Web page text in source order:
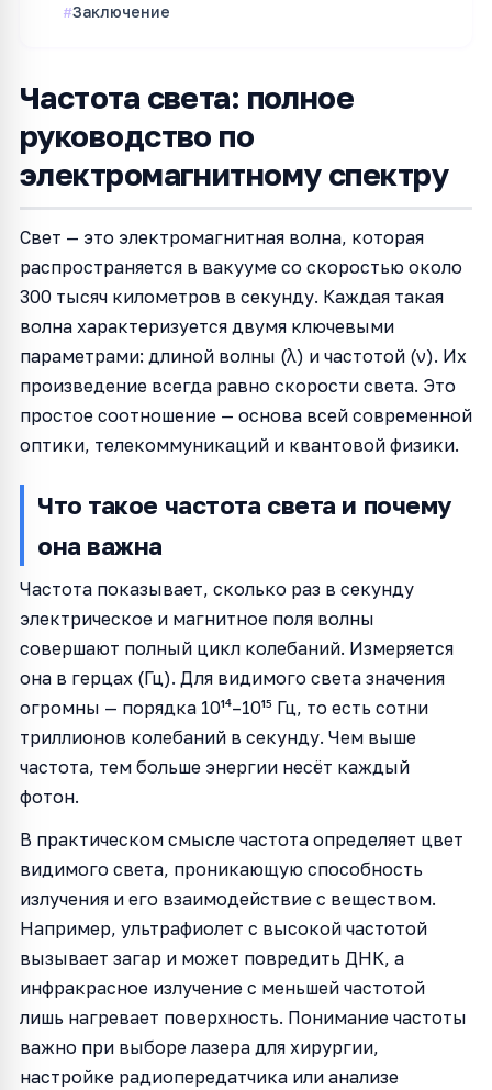
Заключение
Частота света: полное
руководство по
электромагнитному спектру
Свет — это электромагнитная волна, которая
распространяется в вакууме со скоростью около
300 тысяч километров в секунду. Каждая такая
волна характеризуется двумя ключевыми
параметрами: длиной волны (λ) и частотой (ν). Их
произведение всегда равно скорости света. Это
простое соотношение — основа всей современной
оптики, телекоммуникаций и квантовой физики.
Что такое частота света и почему
она важна
Частота показывает, сколько раз в секунду
электрическое и магнитное поля волны
совершают полный цикл колебаний. Измеряется
она в герцах (Гц). Для видимого света значения
огромны — порядка 10¹⁴–10¹⁵ Гц, то есть сотни
триллионов колебаний в секунду. Чем выше
частота, тем больше энергии несёт каждый
фотон.
В практическом смысле частота определяет цвет
видимого света, проникающую способность
излучения и его взаимодействие с веществом.
Например, ультрафиолет с высокой частотой
вызывает загар и может повредить ДНК, а
инфракрасное излучение с меньшей частотой
лишь нагревает поверхность. Понимание частоты
важно при выборе лазера для хирургии,
настройке радиопередатчика или анализе